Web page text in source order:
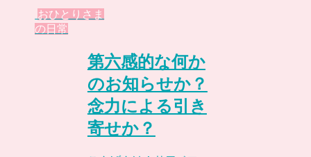
おひとりさま
の日常
第六感的な何か
のお知らせか？
念力による引き
寄せか？